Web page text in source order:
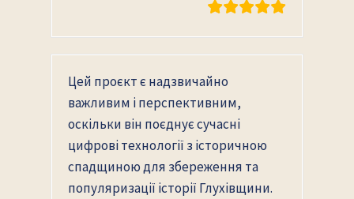
Цей проєкт є надзвичайно
важливим і перспективним,
оскільки він поєднує сучасні
цифрові технології з історичною
спадщиною для збереження та
популяризації історії Глухівщини.